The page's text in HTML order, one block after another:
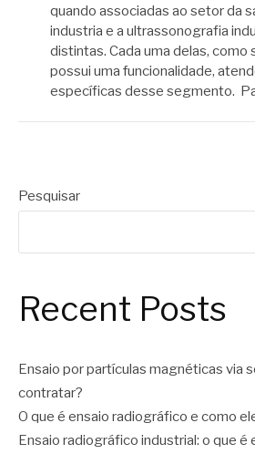
quando associadas ao setor da
industria e a ultrassonografia
distintas. Cada uma delas, como
possui uma funcionalidade,
específicas desse segmento.
Pesquisar
Recent Posts
Ensaio por partículas magnéticas via
contratar?
O que é ensaio radiográfico e como
Ensaio radiográfico industrial: o que é